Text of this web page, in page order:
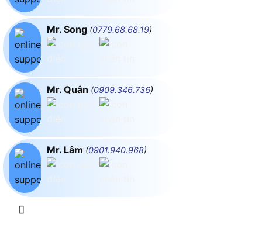
Mr. Song (0779.68.68.19)
Mr. Quân (0909.346.736)
Mr. Lâm (0901.940.968)